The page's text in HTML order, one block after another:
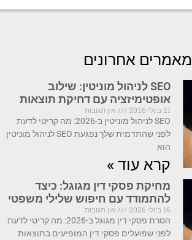
מאמרים אחרונים
SEO לניהול מוניטין: שילוב
אופטימיזציה עם דחיקת תוצאות
21 ביולי 2026
אין תגובות
SEO לניהול מוניטין ב-2026: מה קריטי לדעת
לפני שהתדמית שלך נפגעת SEO לניהול מוניטין
הוא
קרא עוד »
מחיקת פסקי דין מגוגל: כיצד
להתמודד עם חיפוש שלילי משפטי
16 ביולי 2026
אין תגובות
הסרת פסקי דין מגוגל ב-2026: מה קריטי לדעת
לפני שפועלים פסקי דין המופיעים בתוצאות